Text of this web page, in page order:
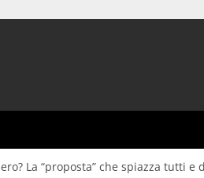
La “proposta” che spiazza tutti e